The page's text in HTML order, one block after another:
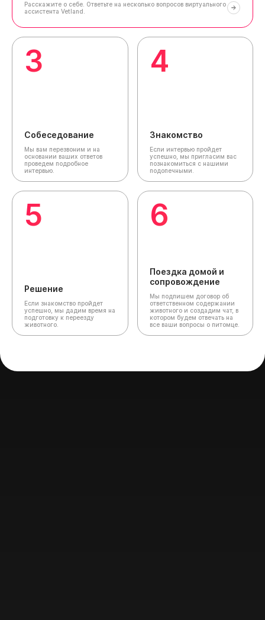
Расскажите о себе. Ответьте на несколько вопросов виртуального
ассистента Vetland.
3
Собеседование
Мы вам перезвоним и на
основании ваших ответов
проведем подробное
интервью.
4
Знакомство
Если интервью пройдет
успешно, мы пригласим вас
познакомиться с нашими
подопечными.
5
Решение
Если знакомство пройдет
успешно, мы дадим время на
подготовку к переезду
животного.
6
Поездка домой и
сопровождение
Мы подпишем договор об
ответственном содержании
животного и создадим чат, в
котором будем отвечать на
все ваши вопросы о питомце.